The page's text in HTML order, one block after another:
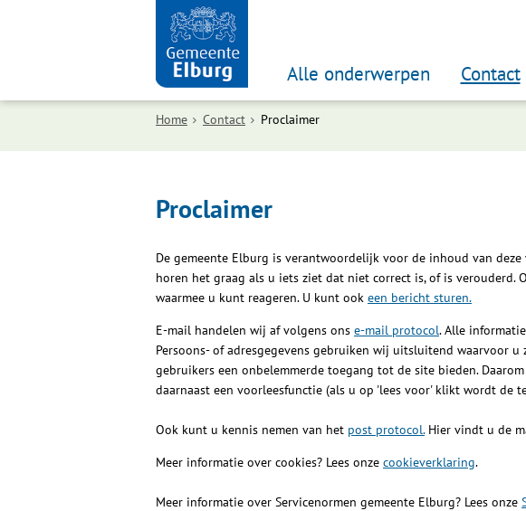
Alle onderwerpen Contact
Home Contact Proclaimer
Proclaimer
De gemeente Elburg is verantwoordelijk voor de inhoud van
horen het graag als u iets ziet dat niet correct is, of is verouderd.
waarmee u kunt reageren. U kunt ook een bericht sturen.
E-mail handelen wij af volgens ons e-mail protocol. Alle
Persoons- of adresgegevens gebruiken wij uitsluitend waarvoor
gebruikers een onbelemmerde toegang tot de site bieden.
daarnaast een voorleesfunctie (als u op 'lees voor' klikt wordt de
Ook kunt u kennis nemen van het post protocol.Hier vindt u de
Meer informatie over cookies? Lees onze cookieverklaring.
Meer informatie over Servicenormen gemeente Elburg? Lees onze